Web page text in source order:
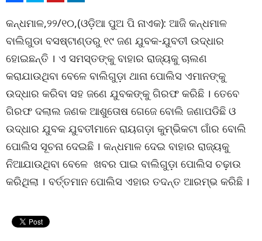
କନ୍ଧମାଳ,୨୨/୧୦,(ଓଡ଼ିଆ ପୁଅ ପି ନାଏକ): ଆଜି କନ୍ଧମାଳ
ବାଲିଗୁଡା ବସଷ୍ଟାଣ୍ଡରୁ ୧୯ ଜଣ ଯୁବକ-ଯୁବତୀ ଉଦ୍ଧାର
ହୋଇଛନ୍ତି । ଏ ସମସ୍ତଙ୍କୁ ବାହାର ରାଜ୍ୟକୁ ଚାଲଣ
କରାଯାଉଥିବା ବେଳେ ବାଲିଗୁଡ଼ା ଥାନା ପୋଲିସ ଏମାନଙ୍କୁ
ଉଦ୍ଧାର କରିବା ସହ ଜଣେ ଯୁବକଙ୍କୁ ଗିରଫ କରିଛି । ତେବେ
ଗିରଫ ଦଲାଲ ଜଣକ ଆଶୁତୋଷ ଗେଜେ ବୋଲି ଜଣାପଡିଛି ଓ
ଉଦ୍ଧାର ଯୁବକ ଯୁବତୀମାନେ ରାୟଗଡ଼ା କୁମ୍ଭିକଟା ଗାଁର ବୋଲି
ପୋଲିସ ସୂଚନା ଦେଇଛି । କନ୍ଧମାଳ ଦେଇ ବାହାର ରାଜ୍ୟକୁ
ନିଆଯାଉଥିବା ବେଳେ ଖବର ପାଇ ବାଲିଗୁଡ଼ା ପୋଲିସ ଚଢ଼ାଉ
କରିଥିଲା । ବର୍ତ୍ତମାନ ପୋଲିସ ଏହାର ତଦନ୍ତ ଆରମ୍ଭ କରିଛି ।